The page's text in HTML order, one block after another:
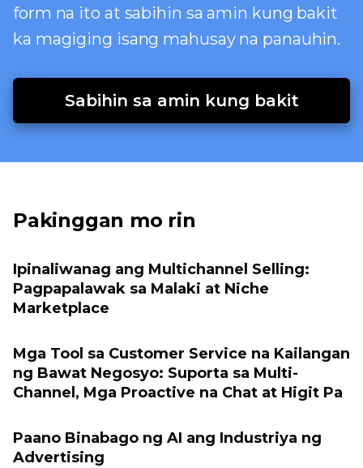
form na ito at sabihin sa amin kung bakit
ka magiging isang mahusay na panauhin.
Sabihin sa amin kung bakit
Pakinggan mo rin
Ipinaliwanag ang Multichannel Selling:
Pagpapalawak sa Malaki at Niche
Marketplace
Mga Tool sa Customer Service na Kailangan
ng Bawat Negosyo: Suporta sa Multi-
Channel, Mga Proactive na Chat at Higit Pa
Paano Binabago ng AI ang Industriya ng
Advertising